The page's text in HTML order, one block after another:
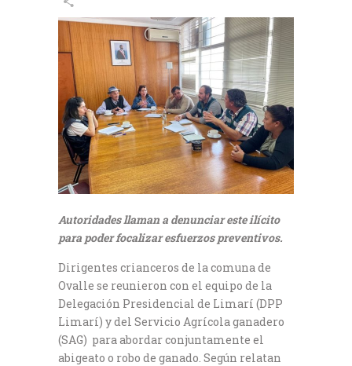
Autoridades llaman a denunciar este ilícito
para poder focalizar esfuerzos preventivos.
Dirigentes crianceros de la comuna de
Ovalle se reunieron con el equipo de la
Delegación Presidencial de Limarí (DPP
Limarí) y del Servicio Agrícola ganadero
(SAG) para abordar conjuntamente el
abigeato o robo de ganado. Según relatan